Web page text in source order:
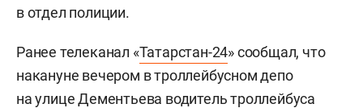
в отдел полиции.
Ранее телеканал «Татарстан-24» сообщал, что
накануне вечером в троллейбусном депо
на улице Дементьева водитель троллейбуса